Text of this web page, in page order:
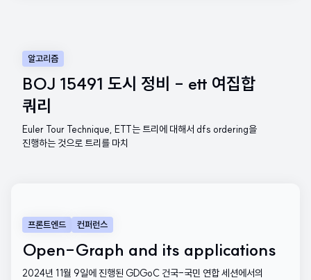
알고리즘
BOJ 15491 도시 정비 - ett 여집합
쿼리
Euler Tour Technique, ETT는 트리에 대해서 dfs ordering을
진행하는 것으로 트리를 마치
프론트엔드 컨퍼런스
Open-Graph and its applications
2024년 11월 9일에 진행된 GDGoC 건국-국민 연합 세션에서의